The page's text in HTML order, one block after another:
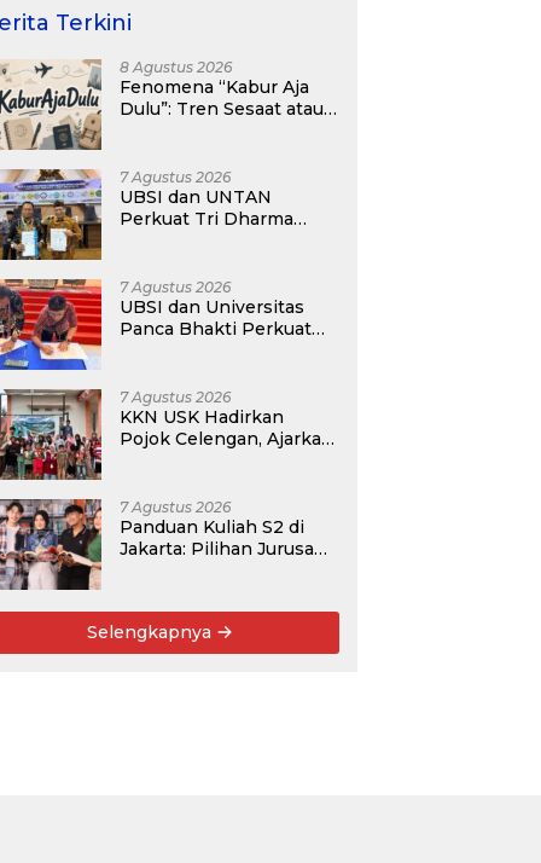
Terkini
8 Agustus 2026
Fenomena “Kabur Aja
Dulu”: Tren Sesaat atau
Depan?
7 Agustus 2026
UBSI dan UNTAN
Perkuat Tri Dharma
7 Agustus 2026
UBSI dan Universitas
Panca Bhakti Perkuat
7 Agustus 2026
KKN USK Hadirkan
Pojok Celengan, Ajarkan
7 Agustus 2026
Panduan Kuliah S2 di
Jakarta: Pilihan Jurusan,
Selengkapnya